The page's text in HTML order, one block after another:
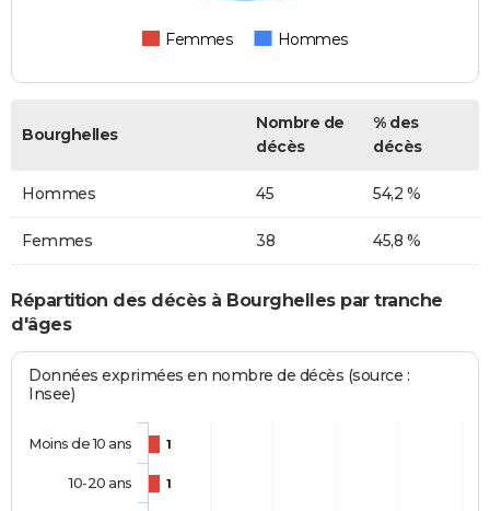
Femmes Hommes
Bourghelles
Nombre de
décès
% des
décès
Hommes 45 54,2 %
Femmes 38 45,8 %
Répartition des décès à Bourghelles par tranche
d'âges
Données exprimées en nombre de décès (source :
Insee)
1
1
Moins de 10 ans
10-20 ans